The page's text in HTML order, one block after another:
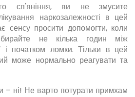
сп'яніння, ви не змусите
наркозалежності в цей
сенсу просити допомогти, коли
не кілька годин між
і початком ломки. Тільки в цей
може нормально реагувати та
– ні! Не варто потурати примхам